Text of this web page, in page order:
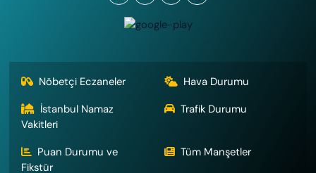
Nöbetçi Eczaneler
Hava Durumu
İstanbul Namaz
Vakitleri
Trafik Durumu
Puan Durumu ve
Fikstür
Tüm Manşetler